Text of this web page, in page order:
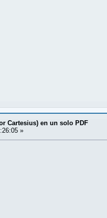
Cartesius) en un solo PDF
»